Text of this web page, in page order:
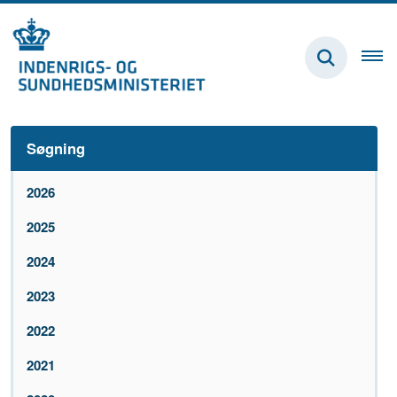
Søgning
2026
2025
2024
2023
2022
2021